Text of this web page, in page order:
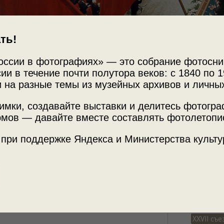
в фотографиях» — это собрание
в течение почти полутора веков: с 1840 по
на разные темы из музейных архивов и
создавайте выставки и делитесь
— давайте вместе составлять
поддержке Яндекса и Министерства
г. Москва
XXVII
на пороге перемен» и«Яркие моменты»
с этим снимком.